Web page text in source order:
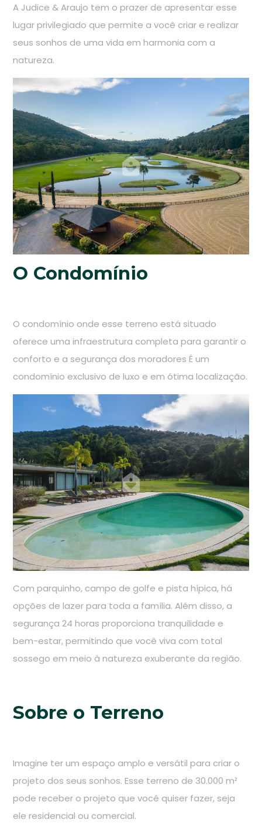
A Judice & Araujo tem o prazer de apresentar esse
lugar privilegiado que permite a você criar e realizar
seus sonhos de uma vida em harmonia com a
natureza.
O Condomínio
O condomínio onde esse terreno está situado
oferece uma infraestrutura completa para garantir o
conforto e a segurança dos moradores É um
condomínio exclusivo de luxo e em ótima localização.
Com parquinho, campo de golfe e pista hípica, há
opções de lazer para toda a família. Além disso, a
segurança 24 horas proporciona tranquilidade e
bem-estar, permitindo que você viva com total
sossego em meio à natureza exuberante da região.
Sobre o Terreno
Imagine ter um espaço amplo e versátil para criar o
projeto dos seus sonhos. Esse terreno de 30.000 m²
pode receber o projeto que você quiser fazer, seja
ele residencial ou comercial.